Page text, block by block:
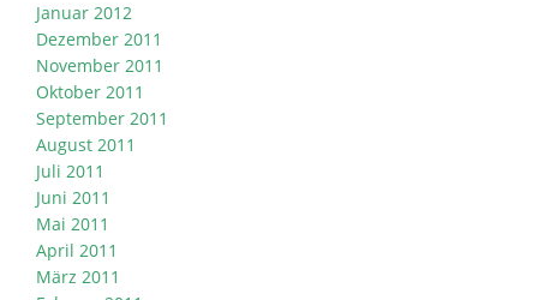
Januar 2012
Dezember 2011
November 2011
Oktober 2011
September 2011
August 2011
Juli 2011
Juni 2011
Mai 2011
April 2011
März 2011